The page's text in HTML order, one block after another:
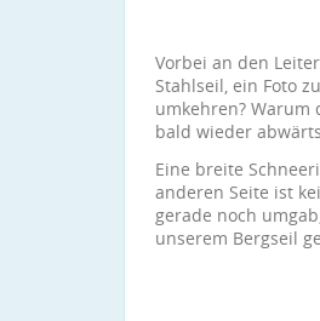
Vorbei an den
Stahlseil, ein Foto
umkehren? Warum
bald wieder
Eine breite
anderen Seite ist
gerade noch
unserem Bergseil